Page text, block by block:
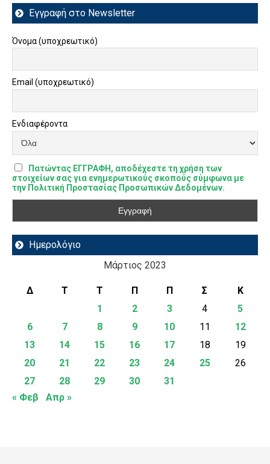
Εγγραφή στο Newsletter
Όνομα (υποχρεωτικό)
Email (υποχρεωτικό)
Ενδιαφέροντα
Πατώντας ΕΓΓΡΑΦΗ, αποδέχεστε τη χρήση των
στοιχείων σας για ενημερωτικούς σκοπούς σύμφωνα με
την Πολιτική Προστασίας Προσωπικών Δεδομένων.
Ημερολόγιο
Μάρτιος 2023
Δ Τ Τ Π Π Σ
Κ
1
2 3 4
5
6
7 8 9 10 11
12
13
14 15 16 17 18
19
20
21 22 23 24 25
26
27
28 29 30
31
« Φεβ
Απρ »